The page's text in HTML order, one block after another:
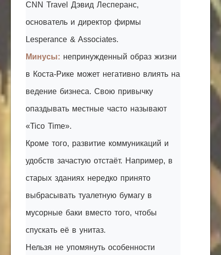
CNN Travel Дэвид Лесперанс,
основатель и директор фирмы
Lesperance & Associates.
Минусы: непринужденный образ жизни
в Коста-Рике может негативно влиять на
ведение бизнеса. Свою привычку
опаздывать местные часто называют
«Tico Time».
Кроме того, развитие коммуникаций и
удобств зачастую отстаёт. Например, в
старых зданиях нередко принято
выбрасывать туалетную бумагу в
мусорные баки вместо того, чтобы
спускать её в унитаз.
Нельзя не упомянуть особенности